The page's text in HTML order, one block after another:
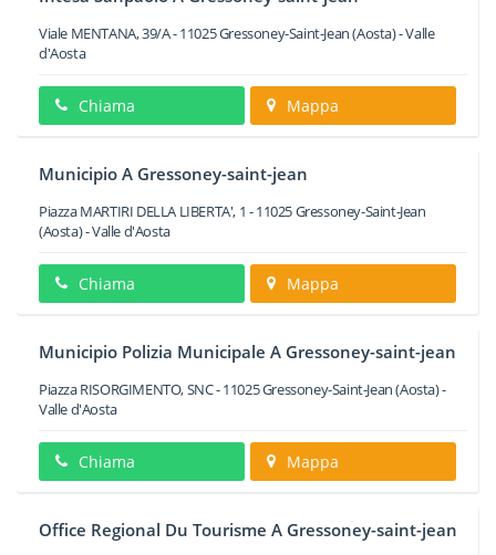
Viale MENTANA, 39/A-11025Gressoney-Saint-Jean(Aosta) -Valle
d'Aosta
Chiama Mappa
Municipio A Gressoney-saint-jean
Piazza MARTIRI DELLA LIBERTA', 1 -11025Gressoney-Saint-Jean
(Aosta) -Valle d'Aosta
Chiama Mappa
Municipio Polizia Municipale A Gressoney-saint-jean
Piazza RISORGIMENTO, SNC-11025Gressoney-Saint-Jean(Aosta) -
Valle d'Aosta
Chiama Mappa
Office Regional Du Tourisme A Gressoney-saint-jean